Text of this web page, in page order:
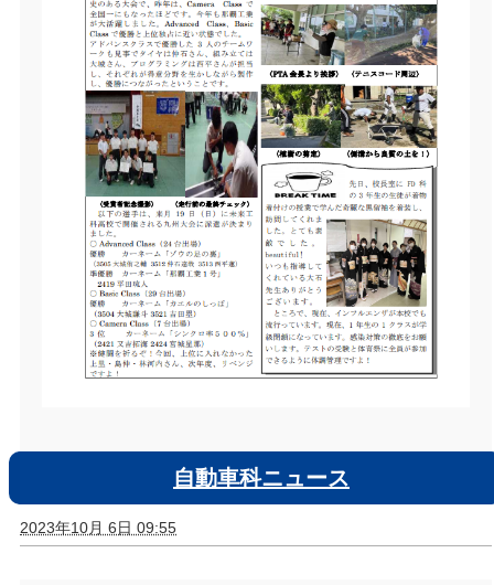
自動車科ニュース
2023年10月 6日 09:55